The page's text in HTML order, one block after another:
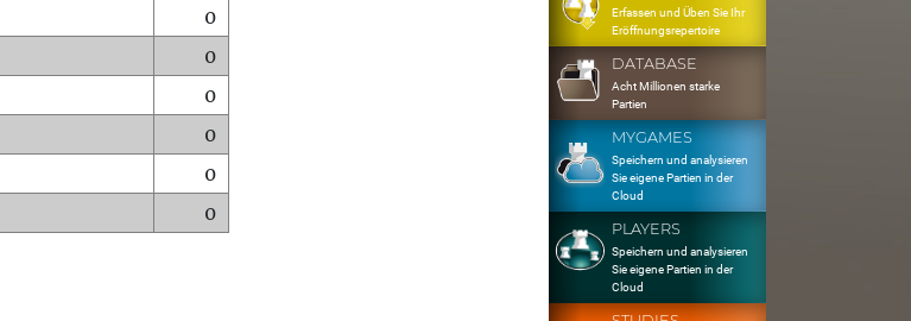
0
0
0
0
0
0
Erfassen und Üben Sie Ihr
Eröffnungsrepertoire
DATABASE
Acht Millionen starke
Partien
MYGAMES
Speichern und analysieren
Sie eigene Partien in der
Cloud
PLAYERS
Speichern und analysieren
Sie eigene Partien in der
Cloud